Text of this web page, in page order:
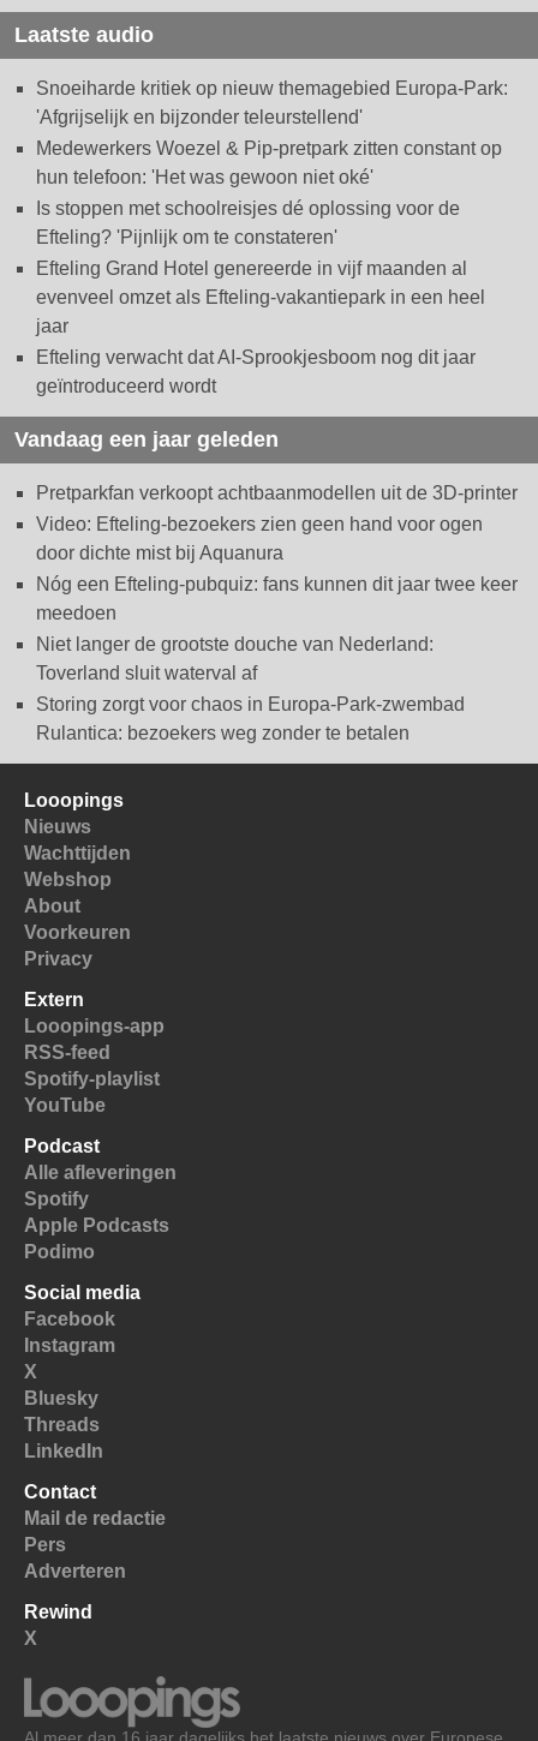
Laatste audio
Snoeiharde kritiek op nieuw themagebied Europa-Park:
'Afgrijselijk en bijzonder teleurstellend'
Medewerkers Woezel & Pip-pretpark zitten constant op
hun telefoon: 'Het was gewoon niet oké'
Is stoppen met schoolreisjes dé oplossing voor de
Efteling? 'Pijnlijk om te constateren'
Efteling Grand Hotel genereerde in vijf maanden al
evenveel omzet als Efteling-vakantiepark in een heel
jaar
Efteling verwacht dat AI-Sprookjesboom nog dit jaar
geïntroduceerd wordt
Vandaag een jaar geleden
Pretparkfan verkoopt achtbaanmodellen uit de 3D-printer
Video: Efteling-bezoekers zien geen hand voor ogen
door dichte mist bij Aquanura
Nóg een Efteling-pubquiz: fans kunnen dit jaar twee keer
meedoen
Niet langer de grootste douche van Nederland:
Toverland sluit waterval af
Storing zorgt voor chaos in Europa-Park-zwembad
Rulantica: bezoekers weg zonder te betalen
Looopings
Nieuws
Wachttijden
Webshop
About
Voorkeuren
Privacy
Extern
Looopings-app
RSS-feed
Spotify-playlist
YouTube
Podcast
Alle afleveringen
Spotify
Apple Podcasts
Podimo
Social media
Facebook
Instagram
X
Bluesky
Threads
LinkedIn
Contact
Mail de redactie
Pers
Adverteren
Rewind
X